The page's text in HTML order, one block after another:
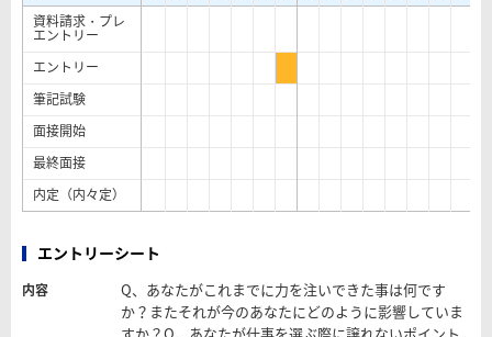
資料請求・プレ
エントリー
エントリー
筆記試験
面接開始
最終面接
内定（内々定）
エントリーシート
内容
Q、あなたがこれまでに力を注いできた事は何です
か？またそれが今のあなたにどのように影響していま